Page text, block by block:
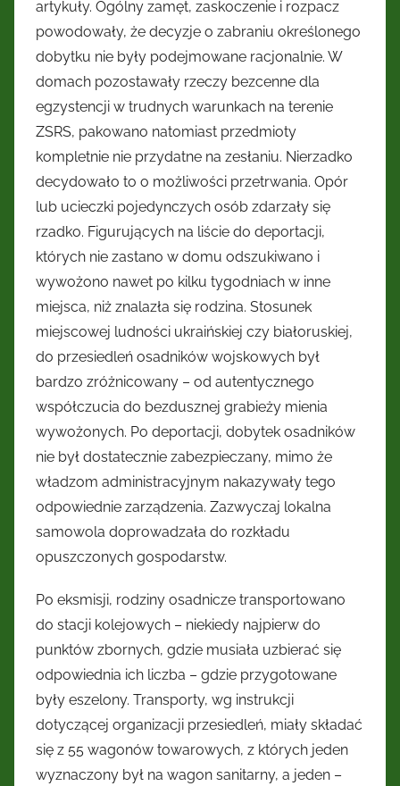
artykuły. Ogólny zamęt, zaskoczenie i rozpacz
powodowały, że decyzje o zabraniu określonego
dobytku nie były podejmowane racjonalnie. W
domach pozostawały rzeczy bezcenne dla
egzystencji w trudnych warunkach na terenie
ZSRS, pakowano natomiast przedmioty
kompletnie nie przydatne na zesłaniu. Nierzadko
decydowało to o możliwości przetrwania. Opór
lub ucieczki pojedynczych osób zdarzały się
rzadko. Figurujących na liście do deportacji,
których nie zastano w domu odszukiwano i
wywożono nawet po kilku tygodniach w inne
miejsca, niż znalazła się rodzina. Stosunek
miejscowej ludności ukraińskiej czy białoruskiej,
do przesiedleń osadników wojskowych był
bardzo zróżnicowany – od autentycznego
współczucia do bezdusznej grabieży mienia
wywożonych. Po deportacji, dobytek osadników
nie był dostatecznie zabezpieczany, mimo że
władzom administracyjnym nakazywały tego
odpowiednie zarządzenia. Zazwyczaj lokalna
samowola doprowadzała do rozkładu
opuszczonych gospodarstw.
Po eksmisji, rodziny osadnicze transportowano
do stacji kolejowych – niekiedy najpierw do
punktów zbornych, gdzie musiała uzbierać się
odpowiednia ich liczba – gdzie przygotowane
były eszelony. Transporty, wg instrukcji
dotyczącej organizacji przesiedleń, miały składać
się z 55 wagonów towarowych, z których jeden
wyznaczony był na wagon sanitarny, a jeden –